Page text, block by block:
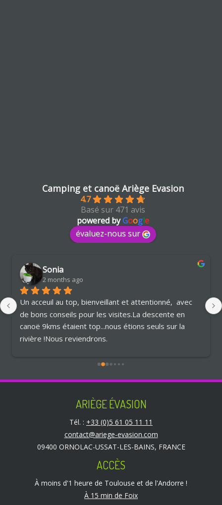
Camping et canoë Ariège Evasion
4.7
Basé sur 471 avis
powered byGoogle
évaluez-nous sur
Sonia
2 months ago
Un acceuil au top, bienveillant et attentionné,  avec
de bons conseils pour les visites.La descente en
canoë 9kms étaient top...nous étions seuls sur la
rivière !Nous reviendrons.
ARIÈGE ÉVASION
Tél. : +33 (0)5 61 05 11 11
contact@ariege-evasion.com
09400 ORNOLAC-USSAT-LES-BAINS, FRANCE
ACCÈS
À moins d'1 heure de Toulouse et de l'Andorre !
À 15 min de Foix